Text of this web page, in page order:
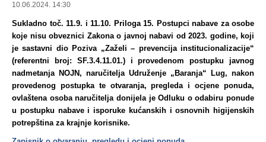
10.06.2024. 14:30
Sukladno toč. 11.9. i 11.10. Priloga 15. Postupci nabave za osobe
koje nisu obveznici Zakona o javnoj nabavi od 2023. godine, koji
je sastavni dio Poziva „Zaželi – prevencija institucionalizacije“
(referentni broj: SF.3.4.11.01.) i provedenom postupku javnog
nadmetanja NOJN, naručitelja Udruženje „Baranja“ Lug, nakon
provedenog postupka te otvaranja, pregleda i ocjene ponuda,
ovlaštena osoba naručitelja donijela je Odluku o odabiru ponude
u postupku nabave i isporuke kućanskih i osnovnih higijenskih
potrepština za krajnje korisnike.